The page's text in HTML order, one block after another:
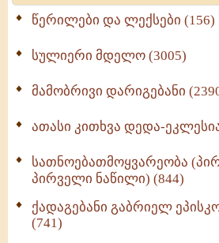
წერილები და ლექსები (156)
სულიერი მდელო (3005)
მამობრივი დარიგებანი
ათასი კითხვა დედა-
სათნოებათმოყვარეობა
პირველი ნაწილი) (844)
ქადაგებანი გაბრიელ
(741)